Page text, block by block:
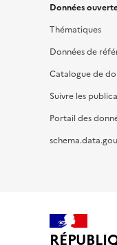
Données
Thématiques
Données de
Catalogue de
Suivre les
Portail des